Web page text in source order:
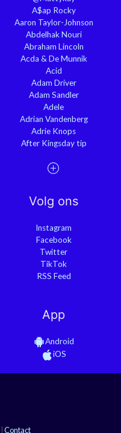
A$ap Rocky
Aaron Taylor-Johnson
Abdelhak Nouri
Abraham Lincoln
Acda & De Munnik
Acid
Adam Driver
Adam Sandler
Adele
Adrian Vandenberg
Adrie Knops
After Kingsday tip
Volg ons
Instagram
Facebook
Twitter
TikTok
RSS Feed
App
Android
iOS
Contact